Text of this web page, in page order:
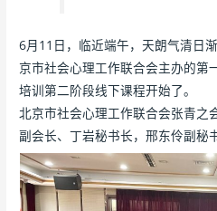
6月11日，临近端午，天朗气清
京市社会心理工作联合会主办的第
培训第二阶段线下课程开始了。
北京市社会心理工作联合会张青之
副会长、丁岩秘书长，邢东伶副秘